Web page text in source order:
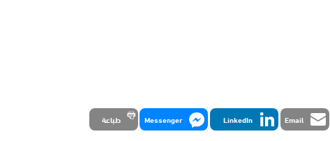
Email
LinkedIn
Messenger طباعة